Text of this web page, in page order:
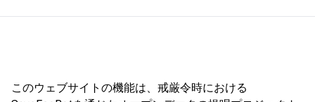
このウェブサイトの機能は、戒厳令時における